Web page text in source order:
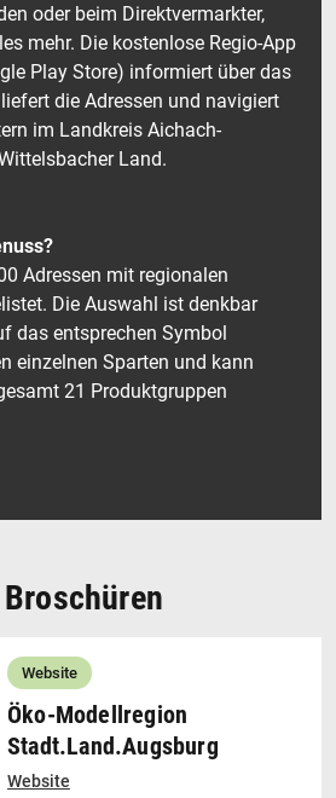
oder beim Direktvermarkter,
mehr. Die kostenlose Regio-App
Play Store) informiert über das
die Adressen und navigiert
im Landkreis Aichach-
Land.
Adressen mit regionalen
Die Auswahl ist denkbar
das entsprechen Symbol
einzelnen Sparten und kann
21 Produktgruppen
Website
Öko-Modellregion
Stadt.Land.Augsburg
Website